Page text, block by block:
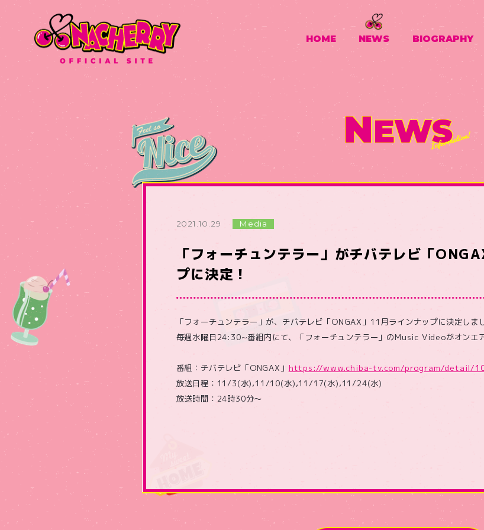
HOME NEWS BIOGRAPHY
NEWS
2021.10.29 Media
「フォーチュンテラー」がチバテレビ「
プに決定！
「フォーチュンテラー」が、チバテレビ「ONGAX」11月ラインナップに決定しま
毎週水曜日24:30~番組内にて、「フォーチュンテラー」のMusic Videoがオンエ
番組：チバテレビ「ONGAX」 https://www.chiba-tv.com/program/detail/
放送日程：11/3(水),11/10(水),11/17(水),11/24(水)
放送時間：24時30分～